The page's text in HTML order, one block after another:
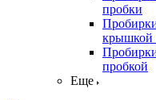
пробки
крышкой
пробкой
Еще